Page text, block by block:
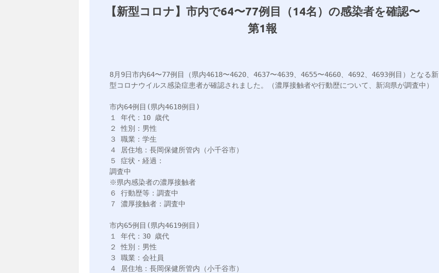
【新型コロナ】市内で64〜77例目（14名）の感染者を確認〜
第1報
8月9日市内64〜77例目（県内4618〜4620、4637〜4639、4655〜4660、4692、4693例目）となる新
型コロナウイルス感染症患者が確認されました。（濃厚接触者や行動歴について、新潟県が調査中）
市内64例目(県内4618例目)
１ 年代：10 歳代
２ 性別：男性
３ 職業：学生
４ 居住地：長岡保健所管内（小千谷市）
５ 症状・経過：
調査中
※県内感染者の濃厚接触者
６ 行動歴等：調査中
７ 濃厚接触者：調査中
市内65例目(県内4619例目)
１ 年代：30 歳代
２ 性別：男性
３ 職業：会社員
４ 居住地：長岡保健所管内（小千谷市）